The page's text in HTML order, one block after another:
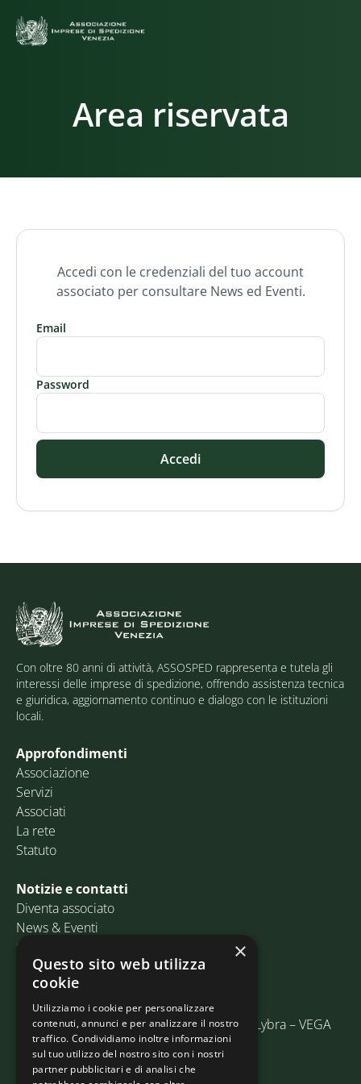
Area riservata
Accedi con le credenziali del tuo account
associato per consultare News ed Eventi.
Email
Password
Accedi
Con oltre 80 anni di attività, ASSOSPED rappresenta e tutela gli
interessi delle imprese di spedizione, offrendo assistenza tecnica
e giuridica, aggiornamento continuo e dialogo con le istituzioni
locali.
Approfondimenti
Associazione
Servizi
Associati
La rete
Statuto
Notizie e contatti
Diventa associato
News & Eventi
Contatti
Email:info@assosped.it
PEC: assospedvenezia@pec.fedespedi.it
Indirizzo: Via delle Industrie, 19/C Edificio Lybra – VEGA
30175 Marghera (VE)
×
Questo sito web utilizza
cookie
Utilizziamo i cookie per personalizzare
contenuti, annunci e per analizzare il nostro
traffico. Condividiamo inoltre informazioni
sul tuo utilizzo del nostro sito con i nostri
partner pubblicitari e di analisi che